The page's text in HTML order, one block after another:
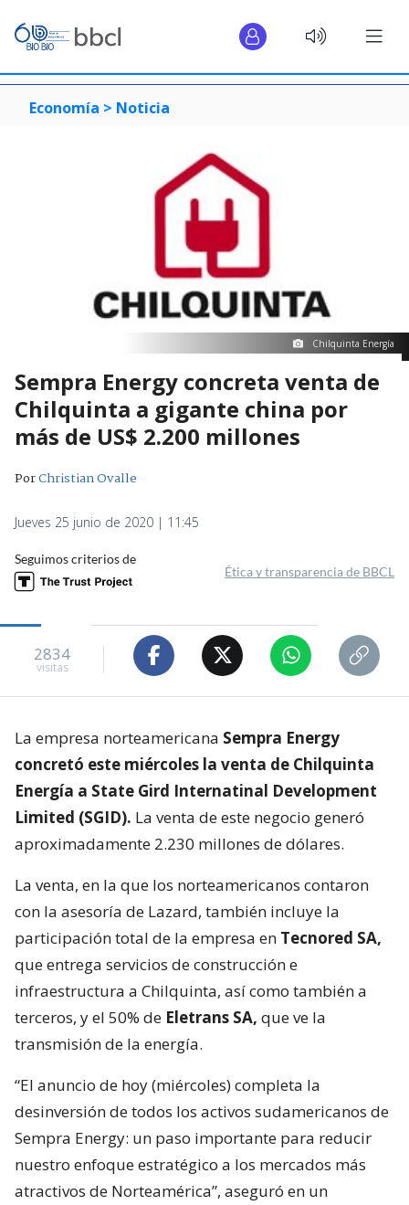
Economía > Noticia
Chilquinta Energía
Sempra Energy concreta venta de
Chilquinta a gigante china por
más de US$ 2.200 millones
PorChristian Ovalle
Jueves 25 junio de 2020 | 11:45
Seguimos criterios de
Ética y transparencia de BBCL
2834
visitas
La empresa norteamericana Sempra Energy
concretó este miércoles la venta de Chilquinta
Energía a State Gird Internatinal Development
Limited (SGID). La venta de este negocio generó
aproximadamente 2.230 millones de dólares.
La venta, en la que los norteamericanos contaron
con la asesoría de Lazard, también incluye la
participación total de la empresa en Tecnored SA,
que entrega servicios de construcción e
infraestructura a Chilquinta, así como también a
terceros, y el 50% de Eletrans SA, que ve la
transmisión de la energía.
“El anuncio de hoy (miércoles) completa la
desinversión de todos los activos sudamericanos de
Sempra Energy: un paso importante para reducir
nuestro enfoque estratégico a los mercados más
atractivos de Norteamérica”, aseguró en un